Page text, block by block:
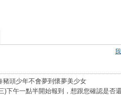
豬頭少年不會夢到懷夢美少女
)下午一點半開始報到，想跟您確認是否